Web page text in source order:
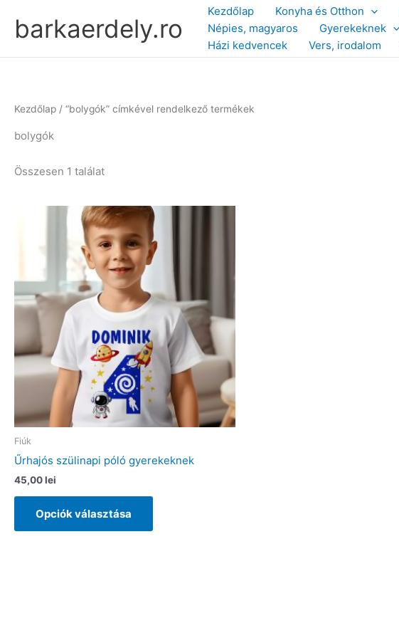
content
barkaerdely.ro
Kezdőlap Konyha és Otthon
Népies, magyaros
Gyerekeknek
Házi kedvencek
Vers, irodalom
Kezdőlap / “bolygók” címkével rendelkező termékek
bolygók
Összesen 1 találat
Fiúk
Űrhajós szülinapi póló gyerekeknek
45,00lei
Opciók választása
Ennek
terméknek